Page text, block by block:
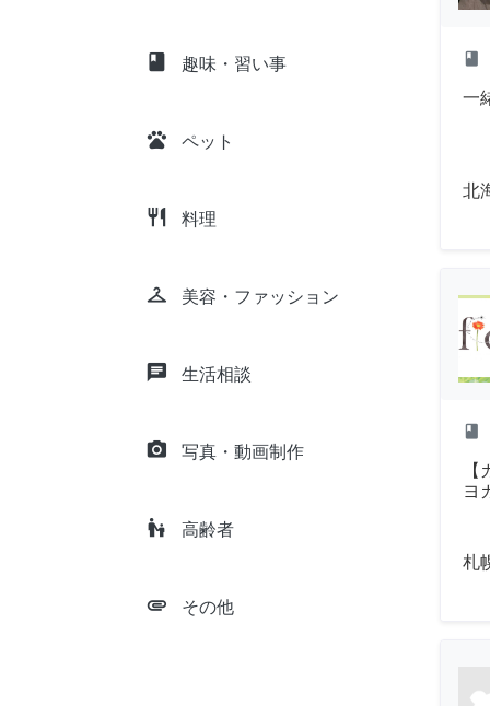
class 趣味・習い事
pets ペット
restaurant 料理
checkroom 美容・ファッション
chat 生活相談
camera_alt 写真・動画制作
escalator_warning 高齢者
attachment その他
class
一
北
class
ヨ
札